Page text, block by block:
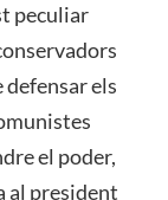
peculiar
defensar els
el poder,
al president